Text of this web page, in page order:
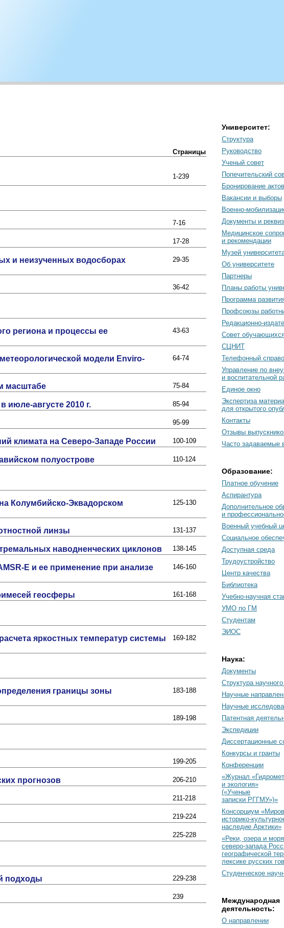
Страницы
1-239
7-16
17-28
и неизученных водосборах
29-35
36-42
региона и процессы ее
43-63
модели Enviro-
64-74
масштабе
75-84
июле-августе 2010 г.
85-94
95-99
климата на Северо-Западе России
100-109
полуострове 110-124
Колумбийско-Эквадорском
125-130
линзы
131-137
наводненческих циклонов
138-145
E и ее применение при анализе
146-160
геосферы 161-168
яркостных температур системы
169-182
границы зоны
183-188
189-198
199-205
прогнозов
206-210
211-218
219-224
225-228
подходы 229-238
239
Университет:
Структура
Руководство
Ученый совет
Попечительский
Бронирование
Вакансии и выборы
Военно-
Документы и
Медицинское
и рекомендации
Музей
Об университете
Партнеры
Планы работы
Программа
Профсоюзы
Редакционно-
Cовет
СЦНИТ
Телефонный
Управление по
и воспитательной
Единое окно
Экспертиза
для открытого
Контакты
Отзывы
Часто задаваемые
Образование:
Платное обучение
Аспирантура
Дополнительное
и
Военный учебный
Социальное
Доступная среда
Трудоустройство
Центр качества
Библиотека
Учебно-научная
УМО по ГМ
Студентам
ЭИОС
Наука:
Документы
Cтруктура
Научные
Научные
Патентная
Экспедиции
Диссертационные
Конкурсы и гранты
Конференции
«Журнал
и экология»
(«Ученые
записки РГГМУ»)»
Консорциум
историко-
наследие Арктики»
«Реки, озера и моря
северо-запада
географической
лексике русских
Студенческое
Международная
деятельность:
О направлении